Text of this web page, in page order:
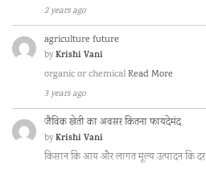
2 years ago
agriculture future
byKrishi Vani
organic or chemicalRead More
3 years ago
जैविक खेती का अवसर कितना फायदेमंद
byKrishi Vani
किसान कि आय और लागत मूल्य उत्पादन कि दर